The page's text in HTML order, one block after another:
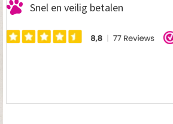
Snel en veilig betalen